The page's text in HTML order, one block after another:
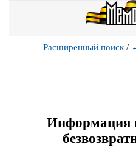
Расширенный поиск /
Информация